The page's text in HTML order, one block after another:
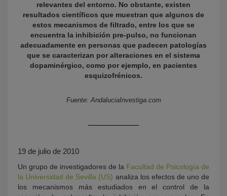
relevantes del entorno. No obstante, existen
resultados científicos que muestran que algunos de
estos mecanismos de filtrado, entre los que se
encuentra la inhibición pre-pulso, no funcionan
adecuadamente en personas que padecen patologías
que se caracterizan por alteraciones en el sistema
dopaminérgico, como por ejemplo, en pacientes
esquizofrénicos.
Fuente: AndaluciaInvestiga.com
19 de julio de 2010
Un grupo de investigadores de la Facultad de Psicología de
la Universidad de Sevilla (US) analiza los efectos de uno de
los mecanismos más estudiados en el control de la